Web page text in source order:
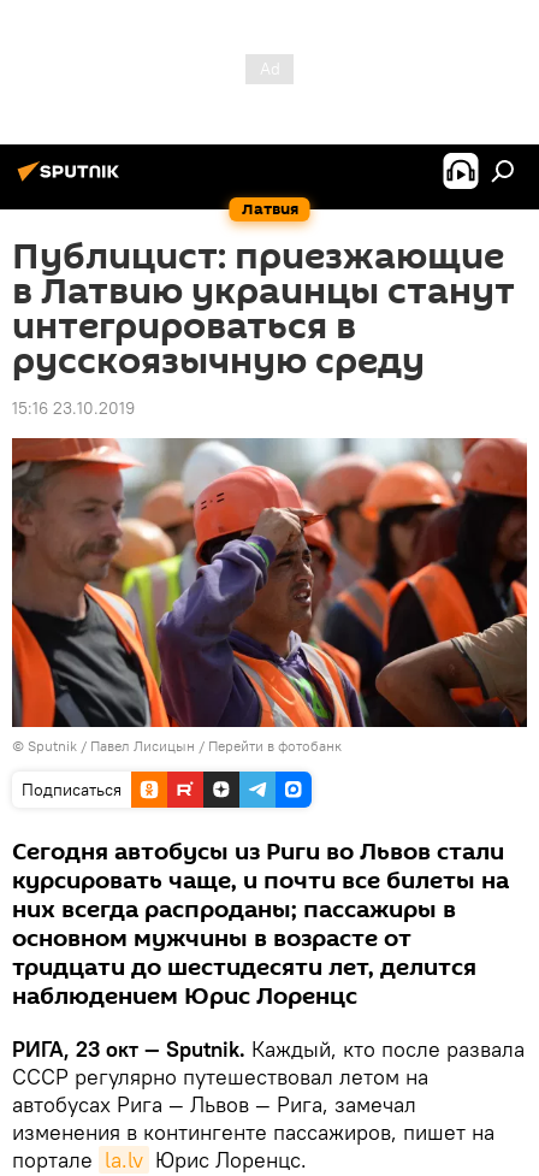
Латвия
Публицист: приезжающие
в Латвию украинцы станут
интегрироваться в
русскоязычную среду
15:16 23.10.2019
© Sputnik / Павел Лисицын / Перейти в фотобанк
Подписаться
Сегодня автобусы из Риги во Львов стали
курсировать чаще, и почти все билеты на
них всегда распроданы; пассажиры в
основном мужчины в возрасте от
тридцати до шестидесяти лет, делится
наблюдением Юрис Лоренцс
РИГА, 23 окт — Sputnik. Каждый, кто после развала
СССР регулярно путешествовал летом на
автобусах Рига — Львов — Рига, замечал
изменения в контингенте пассажиров, пишет на
портале la.lv Юрис Лоренцс.